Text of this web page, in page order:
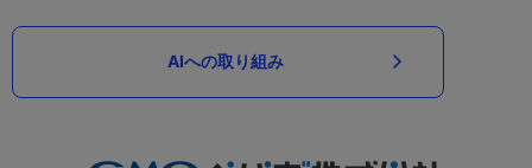
AIへの取り組み